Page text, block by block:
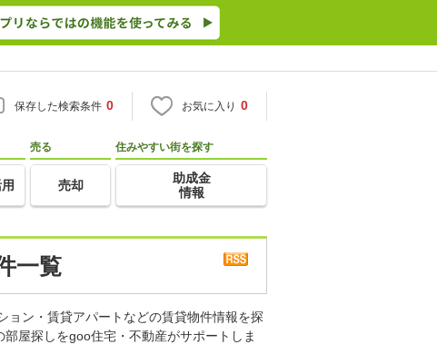
保存した検索条件 0 お気に入り 0
売る
売却
住みやすい街を探す
助成金
情報
一覧
ョン・賃貸アパートなどの賃貸物件情報を探
屋探しをgoo住宅・不動産がサポートしま